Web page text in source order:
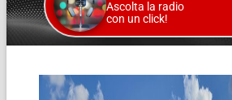
Ascolta la radio
con un click!